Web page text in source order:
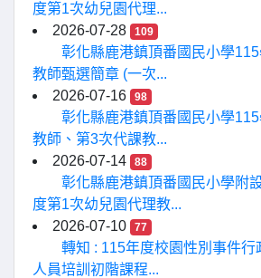
度第1次幼兒園代理...
2026-07-28
109
彰化縣鹿港鎮頂番國民小學
教師甄選簡章 (一次...
2026-07-16
98
彰化縣鹿港鎮頂番國民小學
教師、第3次代課教...
2026-07-14
88
彰化縣鹿港鎮頂番國民小學附
度第1次幼兒園代理教...
2026-07-10
77
轉知 : 115年度校園性別事件行
人員培訓初階課程...